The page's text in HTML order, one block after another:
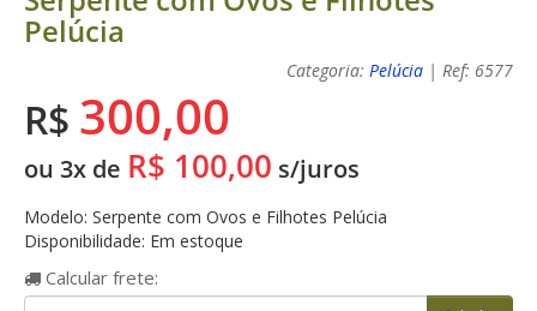
Pelúcia
Categoria: Pelúcia | Ref: 6577
R$ 300,00
ou 3x de R$ 100,00 s/juros
Modelo: Serpente com Ovos e Filhotes Pelúcia
Disponibilidade: Em estoque
Calcular frete: